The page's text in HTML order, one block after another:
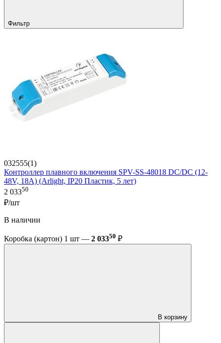
Фильтр
032555(1)
Контроллер плавного включения SPV-SS-48018 DC/DC (12-
48V, 18A) (Arlight, IP20 Пластик, 5 лет)
2 03350
₽/шт
В наличии
Коробка (картон) 1 шт — 2 03350 ₽
В корзину